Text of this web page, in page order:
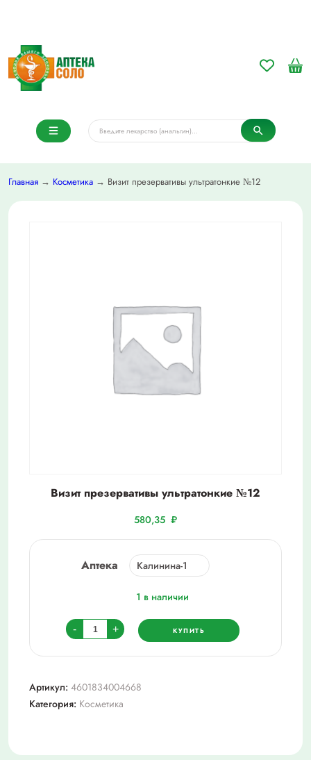
Главная → Косметика → Визит презервативы ультратонкие №12
Визит презервативы ультратонкие №12
580,35 ₽
Аптека
1 в наличии
-
Количество
товара
Визит
ультратонкие
№12
+ КУПИТЬ
Артикул: 4601834004668
Категория: Косметика